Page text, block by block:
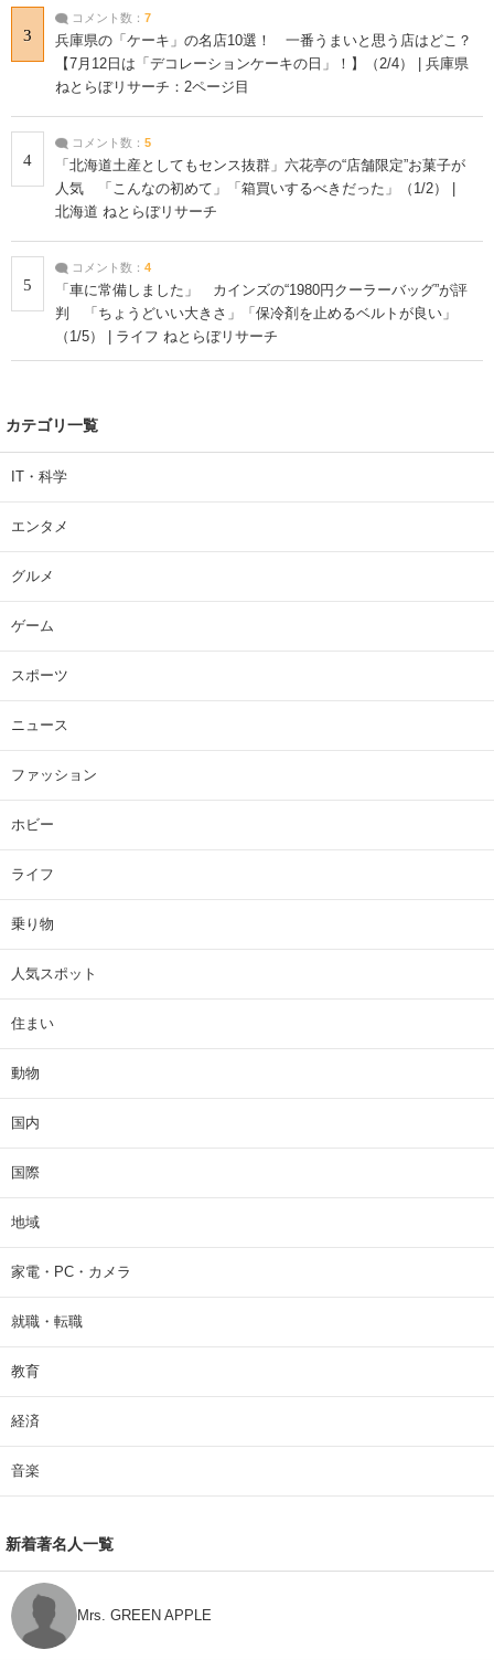
3
コメント数： 7
兵庫県の「ケーキ」の名店10選！ 一番うまいと思う店はどこ？
【7月12日は「デコレーションケーキの日」！】（2/4） | 兵庫県
ねとらぼリサーチ：2ページ目
4
コメント数： 5
「北海道土産としてもセンス抜群」六花亭の“店舗限定”お菓子が
人気 「こんなの初めて」「箱買いするべきだった」（1/2） |
北海道 ねとらぼリサーチ
5
コメント数： 4
「車に常備しました」 カインズの“1980円クーラーバッグ”が評
判 「ちょうどいい大きさ」「保冷剤を止めるベルトが良い」
（1/5） | ライフ ねとらぼリサーチ
カテゴリ一覧
IT・科学
エンタメ
グルメ
ゲーム
スポーツ
ニュース
ファッション
ホビー
ライフ
乗り物
人気スポット
住まい
動物
国内
国際
地域
家電・PC・カメラ
就職・転職
教育
経済
音楽
新着著名人一覧
Mrs. GREEN APPLE